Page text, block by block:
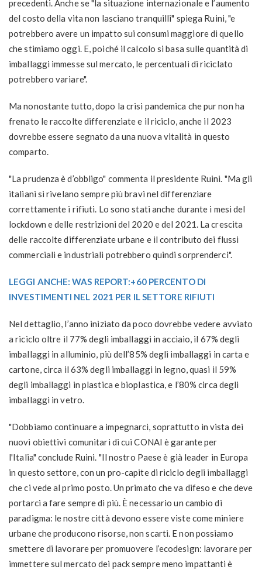
precedenti. Anche se "la situazione internazionale e l’aumento
del costo della vita non lasciano tranquilli" spiega Ruini, "e
potrebbero avere un impatto sui consumi maggiore di quello
che stimiamo oggi. E, poiché il calcolo si basa sulle quantità di
imballaggi immesse sul mercato, le percentuali di riciclato
potrebbero variare".
Ma nonostante tutto, dopo la crisi pandemica che pur non ha
frenato le raccolte differenziate e il riciclo, anche il 2023
dovrebbe essere segnato da una nuova vitalità in questo
comparto.
"La prudenza è d’obbligo" commenta il presidente Ruini. "Ma gli
italiani si rivelano sempre più bravi nel differenziare
correttamente i rifiuti. Lo sono stati anche durante i mesi del
lockdown e delle restrizioni del 2020 e del 2021. La crescita
delle raccolte differenziate urbane e il contributo dei flussi
commerciali e industriali potrebbero quindi sorprenderci".
LEGGI ANCHE: WAS REPORT:+60 PERCENTO DI
INVESTIMENTI NEL 2021 PER IL SETTORE RIFIUTI
Nel dettaglio, l’anno iniziato da poco dovrebbe vedere avviato
a riciclo oltre il 77% degli imballaggi inacciaio, il 67% degli
imballaggi inalluminio, più dell’85% degli imballaggi in carta e
cartone, circa il 63% degli imballaggi in legno, quasi il 59%
degli imballaggi in plastica e bioplastica, e l’80% circa degli
imballaggi invetro.
"Dobbiamo continuare a impegnarci, soprattutto in vista dei
nuovi obiettivi comunitari di cui CONAI è garante per
l'Italia" conclude Ruini. "Il nostro Paese è già leader in Europa
in questo settore, con un pro-capite di riciclo degli imballaggi
che ci vede al primo posto. Un primato che va difeso e che deve
portarci a fare sempre di più. È necessario un cambio di
paradigma: le nostre città devono essere viste come miniere
urbane che producono risorse, non scarti. E non possiamo
smettere di lavorare per promuovere l’ecodesign: lavorare per
immettere sul mercato dei pack sempre meno impattanti è